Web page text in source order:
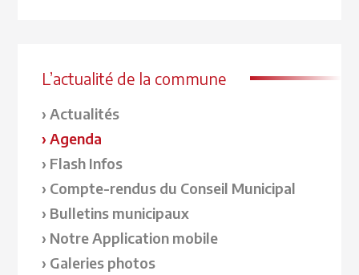
L’actualité de la commune
Actualités
Agenda
Flash Infos
Compte-rendus du Conseil Municipal
Bulletins municipaux
Notre Application mobile
Galeries photos